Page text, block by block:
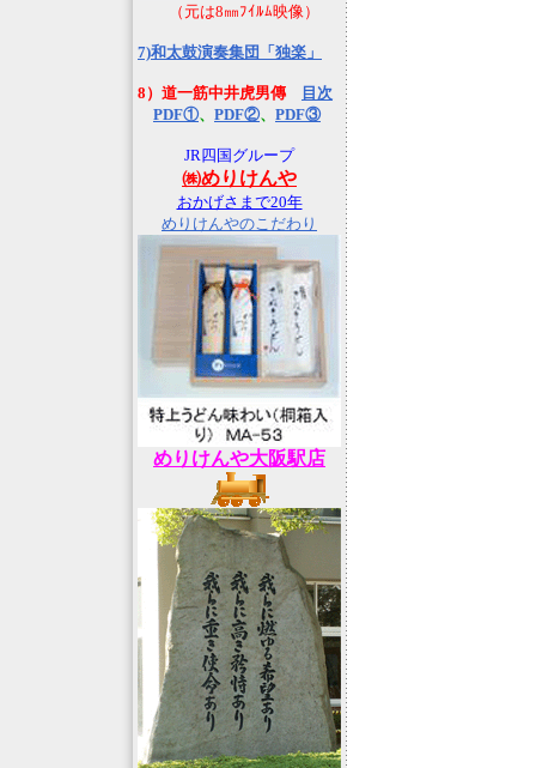
（元は8㎜ﾌｲﾙﾑ映像）
7)和太鼓演奏集団「独楽」
8）道一筋中井虎男傳
目次
PDF①、 PDF②、 PDF③
JR四国グループ
㈱めりけんや
おかげさまで20年
めりけんやのこだわり
めりけんや大阪駅店